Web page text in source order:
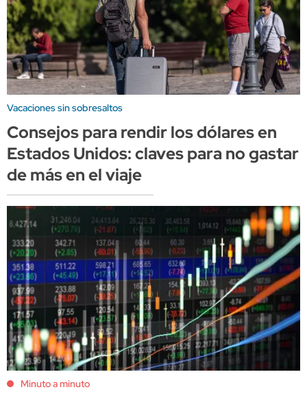
Vacaciones sin sobresaltos
Consejos para rendir los dólares en
Estados Unidos: claves para no gastar
de más en el viaje
Minuto a minuto